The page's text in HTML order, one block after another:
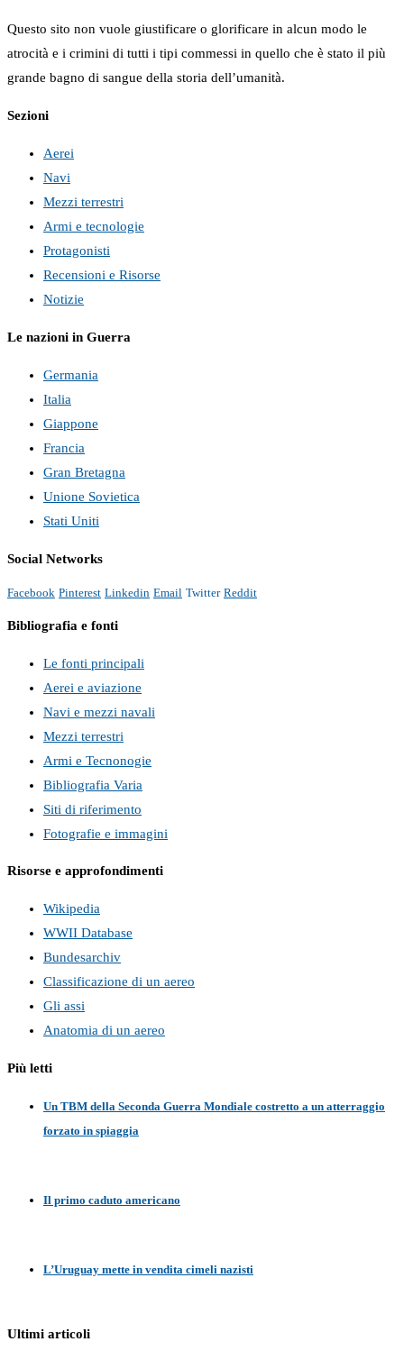
Questo sito non vuole giustificare o glorificare in alcun modo le
atrocità e i crimini di tutti i tipi commessi in quello che è stato il più
grande bagno di sangue della storia dell’umanità.
Sezioni
Aerei
Navi
Mezzi terrestri
Armi e tecnologie
Protagonisti
Recensioni e Risorse
Notizie
Le nazioni in Guerra
Germania
Italia
Giappone
Francia
Gran Bretagna
Unione Sovietica
Stati Uniti
Social Networks
Facebook Pinterest Linkedin Email Twitter Reddit
Bibliografia e fonti
Le fonti principali
Aerei e aviazione
Navi e mezzi navali
Mezzi terrestri
Armi e Tecnonogie
Bibliografia Varia
Siti di riferimento
Fotografie e immagini
Risorse e approfondimenti
Wikipedia
WWII Database
Bundesarchiv
Classificazione di un aereo
Gli assi
Anatomia di un aereo
Più letti
Un TBM della Seconda Guerra Mondiale costretto a un atterraggio
forzato in spiaggia
Il primo caduto americano
L’Uruguay mette in vendita cimeli nazisti
Ultimi articoli